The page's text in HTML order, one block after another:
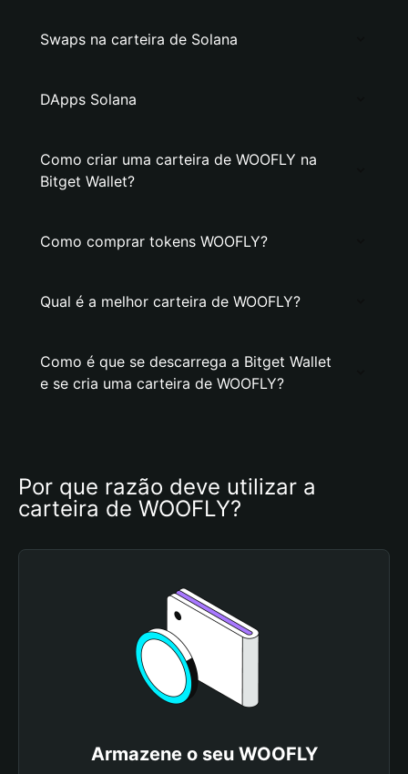
Swaps na carteira de Solana
DApps Solana
Como criar uma carteira de WOOFLY na
Bitget Wallet?
Como comprar tokens WOOFLY?
Qual é a melhor carteira de WOOFLY?
Como é que se descarrega a Bitget Wallet
e se cria uma carteira de WOOFLY?
Por que razão deve utilizar a
carteira de WOOFLY?
Armazene o seu WOOFLY